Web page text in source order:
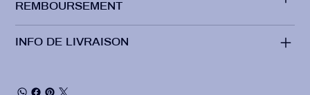
REMBOURSEMENT
INFO DE LIVRAISON